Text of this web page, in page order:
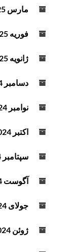
مارس 2025
فوریه 2025
ژانویه 2025
دسامبر 2024
نوامبر 2024
اکتبر 2024
سپتامبر 2024
آگوست 2024
جولای 2024
ژوئن 2024